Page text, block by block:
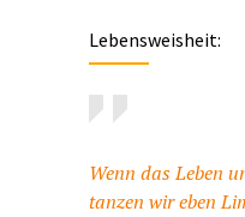
Lebensweisheit:
Wenn das Leben
tanzen wir eben